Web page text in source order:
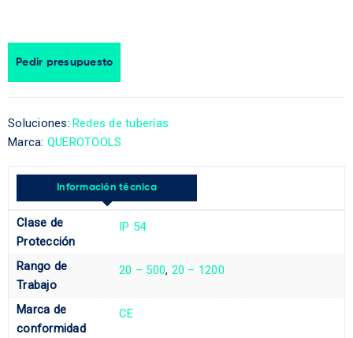
Pedir presupuesto
Soluciones: Redes de tuberías
Marca: QUEROTOOLS
Información técnica
Clase de
Protección
IP 54
Rango de
Trabajo
20 – 500, 20 – 1200
Marca de
conformidad
CE